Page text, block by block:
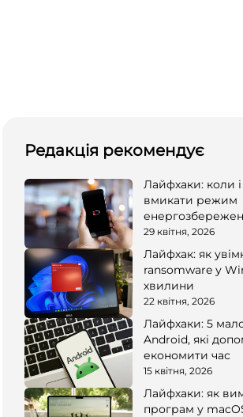
Редакція рекомендує
Лайфхаки: коли
вмикати режим
29 квітня, 2026
Лайфхак: як
ransomware у
хвилини
22 квітня, 2026
Лайфхаки: 5
Android, які
економити час
15 квітня, 2026
Лайфхаки: як
програм у